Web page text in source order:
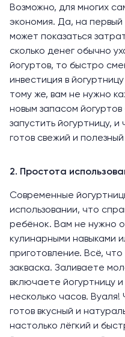
Возможно, для многих
экономия. Да, на первый
может показаться
сколько денег обычно
йогуртов, то быстро
инвестиция в
тому же, вам не нужно
новым запасом
запустить йогуртницу,
готов свежий и полезный
2. Простота
Современные
использовании, что
ребёнок. Вам не нужно
кулинарными навыками
приготовление. Всё,
закваска. Заливаете
включаете йогуртницу
несколько часов.
готов вкусный и
настолько лёгкий и